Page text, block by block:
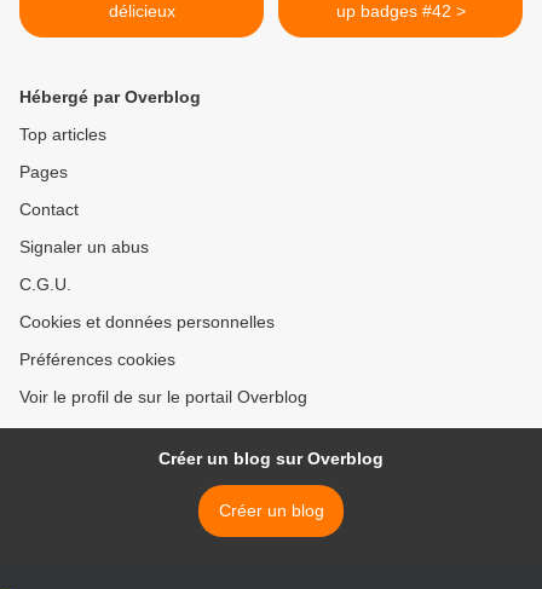
délicieux
up badges #42 >
Hébergé par Overblog
Top articles
Pages
Contact
Signaler un abus
C.G.U.
Cookies et données personnelles
Préférences cookies
Voir le profil de sur le portail Overblog
Créer un blog sur Overblog
Créer un blog